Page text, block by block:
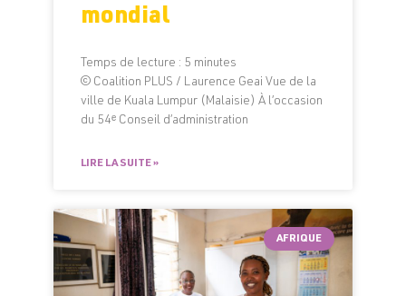
mondial
Temps de lecture : 5 minutes
© Coalition PLUS / Laurence Geai Vue de la
ville de Kuala Lumpur (Malaisie) À l’occasion
du 54ᵉ Conseil d’administration
LIRE LA SUITE »
AFRIQUE